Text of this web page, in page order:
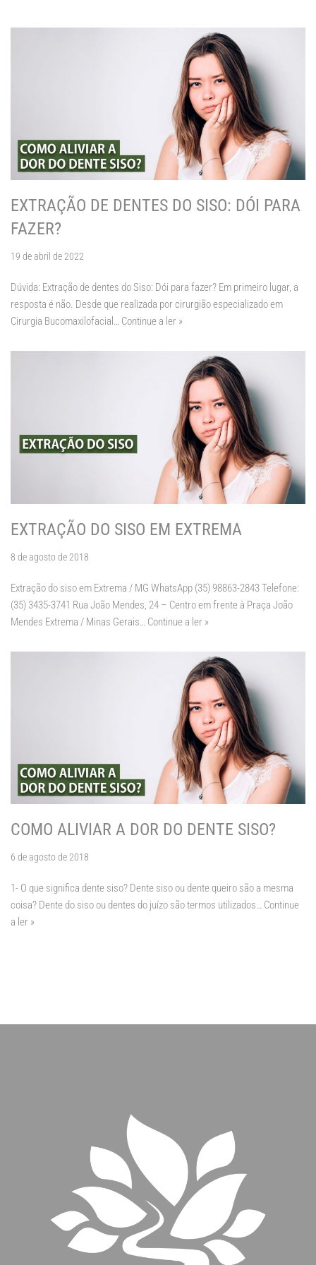
EXTRAÇÃO DE DENTES DO SISO: DÓI PARA
FAZER?
19 de abril de 2022
Dúvida: Extração de dentes do Siso: Dói para fazer? Em primeiro lugar, a
resposta é não. Desde que realizada por cirurgião especializado em
Cirurgia Bucomaxilofacial… Continue a ler »
EXTRAÇÃO DO SISO EM EXTREMA
8 de agosto de 2018
Extração do siso em Extrema / MG WhatsApp (35) 98863-2843 Telefone:
(35) 3435-3741 Rua João Mendes, 24 – Centro em frente à Praça João
Mendes Extrema / Minas Gerais… Continue a ler »
COMO ALIVIAR A DOR DO DENTE SISO?
6 de agosto de 2018
1- O que significa dente siso? Dente siso ou dente queiro são a mesma
coisa? Dente do siso ou dentes do juízo são termos utilizados… Continue
a ler »